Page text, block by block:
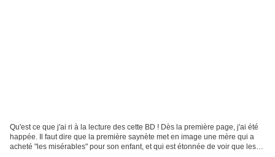
Qu'est ce que j'ai ri à la lecture des cette BD ! Dès la première page, j'ai été
happée. Il faut dire que la première saynète met en image une mère qui a
acheté "les misérables" pour son enfant, et qui est étonnée de voir que les